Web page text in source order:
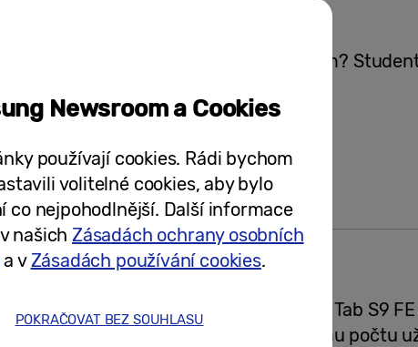
Mobil, hodinky nebo projektor k Vánocům?
19/12/2024
Modely Samsung Galaxy S23 FE, Galaxy Tab S9
FE nabídnou špičkové parametry většímu počtu
Newsroom a Cookies
používají cookies. Rádi bychom
volitelné cookies, aby bylo
co nejpohodlnější. Další informace
našichZásadách ochrany osobních
a vZásadách používání cookies.
POKRAČOVAT BEZ SOUHLASU